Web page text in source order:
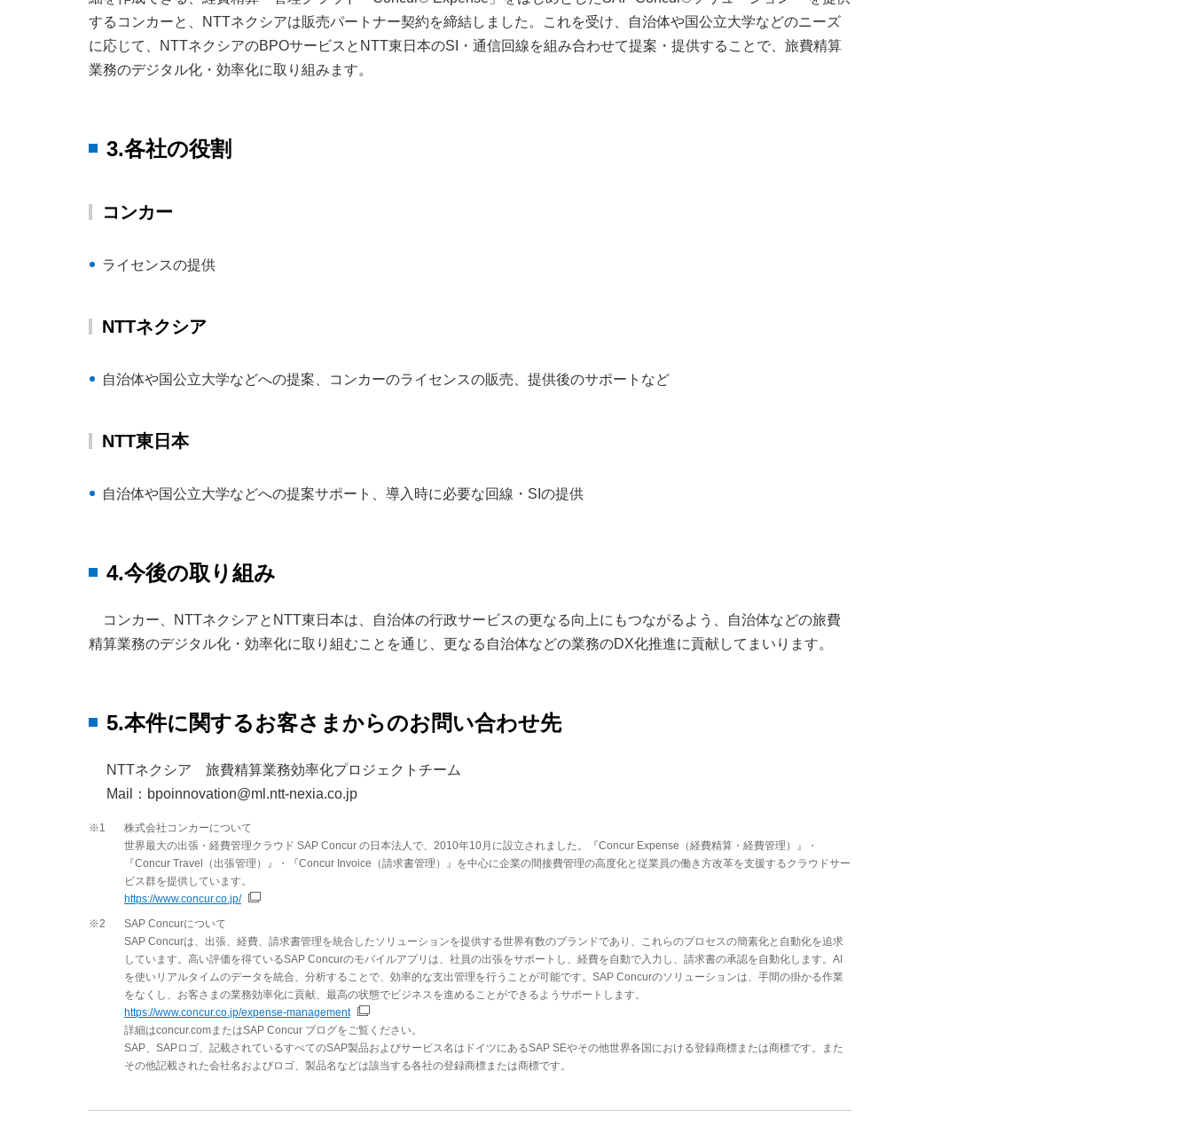
するコンカーと、NTTネクシアは販売パートナー契約を締結しました。これを受け、自治体や国公立大学などのニーズ
に応じて、NTTネクシアのBPOサービスとNTT東日本のSI・通信回線を組み合わせて提案・提供することで、旅費精算
業務のデジタル化・効率化に取り組みます。
3.各社の役割
コンカー
ライセンスの提供
NTTネクシア
自治体や国公立大学などへの提案、コンカーのライセンスの販売、提供後のサポートなど
NTT東日本
自治体や国公立大学などへの提案サポート、導入時に必要な回線・SIの提供
4.今後の取り組み
コンカー、NTTネクシアとNTT東日本は、自治体の行政サービスの更なる向上にもつながるよう、自治体などの旅費
精算業務のデジタル化・効率化に取り組むことを通じ、更なる自治体などの業務のDX化推進に貢献してまいります。
5.本件に関するお客さまからのお問い合わせ先
NTTネクシア 旅費精算業務効率化プロジェクトチーム
Mail：bpoinnovation@ml.ntt-nexia.co.jp
※1
株式会社コンカーについて
世界最大の出張・経費管理クラウド SAP Concur の日本法人で、2010年10月に設立されました。『Concur Expense（経費精算・経費管理）』・
『Concur Travel（出張管理）』・『Concur Invoice（請求書管理）』を中心に企業の間接費管理の高度化と従業員の働き方改革を支援するクラウドサー
ビス群を提供しています。
https://www.concur.co.jp/
※2
SAP Concurについて
SAP Concurは、出張、経費、請求書管理を統合したソリューションを提供する世界有数のブランドであり、これらのプロセスの簡素化と自動化を追求
しています。高い評価を得ているSAP Concurのモバイルアプリは、社員の出張をサポートし、経費を自動で入力し、請求書の承認を自動化します。AI
を使いリアルタイムのデータを統合、分析することで、効率的な支出管理を行うことが可能です。SAP Concurのソリューションは、手間の掛かる作業
をなくし、お客さまの業務効率化に貢献、最高の状態でビジネスを進めることができるようサポートします。
https://www.concur.co.jp/expense-management
詳細はconcur.comまたはSAP Concur ブログをご覧ください。
SAP、SAPロゴ、記載されているすべてのSAP製品およびサービス名はドイツにあるSAP SEやその他世界各国における登録商標または商標です。また
その他記載された会社名およびロゴ、製品名などは該当する各社の登録商標または商標です。